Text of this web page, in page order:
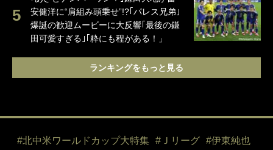
安健洋に“肩組み頭乗せ”!?｢パレス兄弟｣
爆誕の歓迎ムービーに大反響｢最後の鎌
田可愛すぎる｣｢粋にも程がある！」
ランキングをもっと見る
#北中米ワールドカップ大特集 #Ｊリーグ
#伊東純也